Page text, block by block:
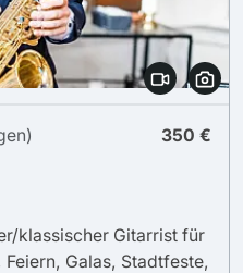
350 €
klassischer Gitarrist für
Galas, Stadtfeste,